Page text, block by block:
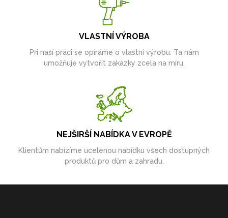
VLASTNÍ VÝROBA
Při naší práci se opíráme o vlastní výrobu. Ta nám
umožňuje vytvořit zakázky zcela na míru.
NEJŠIRŠÍ NABÍDKA V EVROPĚ
Klientům nabízíme ucelenou nabídku všech dostupných
produktů pro dům a zahradu.